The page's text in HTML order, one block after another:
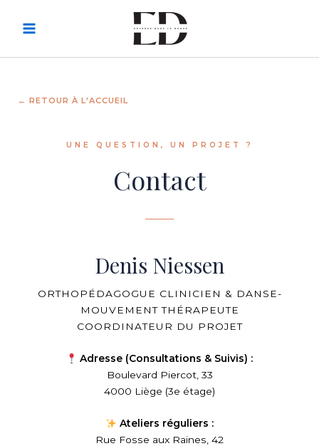
← RETOUR À L'ACCUEIL
UNE QUESTION, UN PROJET ?
Contact
Denis Niessen
ORTHOPÉDAGOGUE CLINICIEN & DANSE-
MOUVEMENT THÉRAPEUTE
COORDINATEUR DU PROJET
Adresse (Consultations & Suivis) :
Boulevard Piercot, 33
4000 Liège (3e étage)
Ateliers réguliers :
Rue Fosse aux Raines, 42